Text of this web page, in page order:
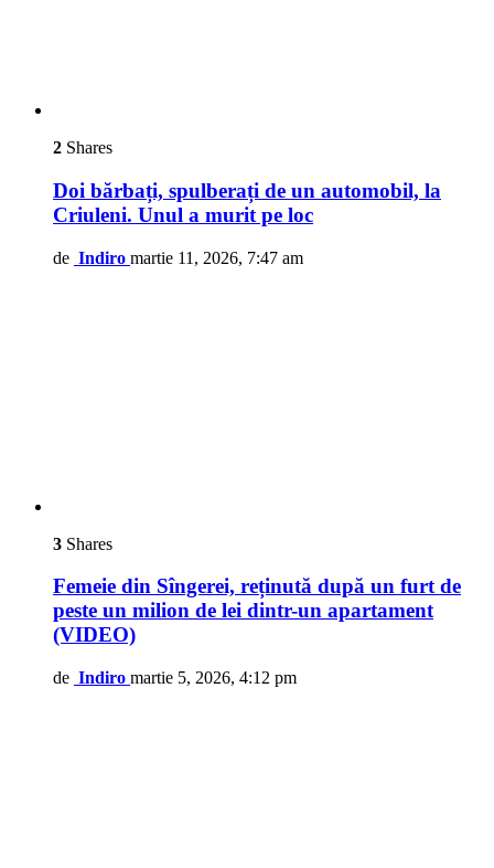
2 Shares
Doi bărbați, spulberați de un automobil, la
Criuleni. Unul a murit pe loc
de Indiro martie 11, 2026, 7:47 am
3 Shares
Femeie din Sîngerei, reținută după un furt de
peste un milion de lei dintr-un apartament
(VIDEO)
de Indiro martie 5, 2026, 4:12 pm